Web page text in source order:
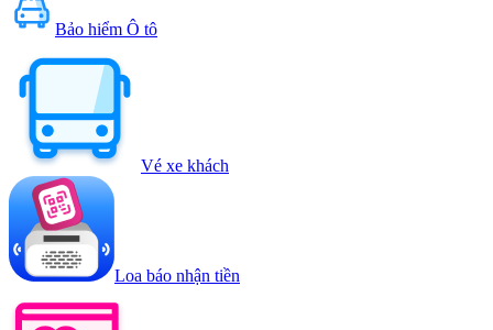
Bảo hiểm Ô tô
Vé xe khách
Loa báo nhận tiền